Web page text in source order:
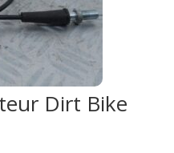
Dirt Bike